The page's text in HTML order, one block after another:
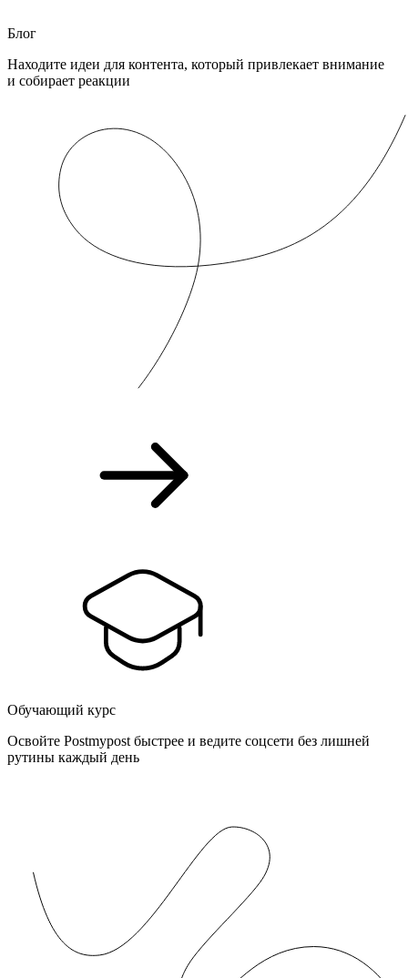
Блог
Находите идеи для контента, который привлекает внимание
и собирает реакции
Обучающий курс
Освойте Postmypost быстрее и ведите соцсети без лишней
рутины каждый день